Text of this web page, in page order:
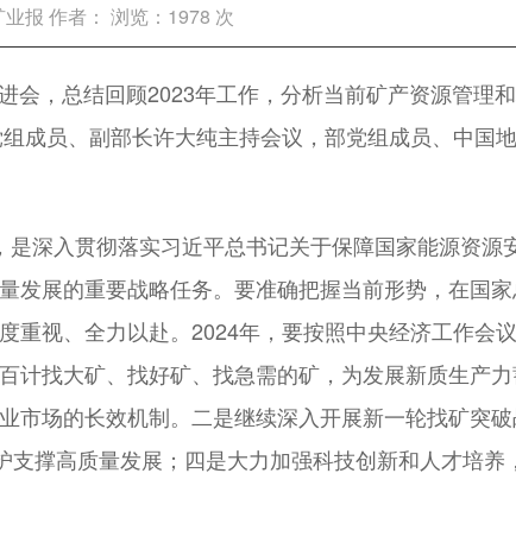
报 作者： 浏览：1978 次
，总结回顾2023年工作，分析当前矿产资源管理
成员、副部长许大纯主持会议，部党组成员、中国
深入贯彻落实习近平总书记关于保障国家能源资源
展的重要战略任务。要准确把握当前形势，在国
视、全力以赴。2024年，要按照中央经济工作会
找大矿、找好矿、找急需的矿，为发展新质生产
场的长效机制。二是继续深入开展新一轮找矿突
撑高质量发展；四是大力加强科技创新和人才培养